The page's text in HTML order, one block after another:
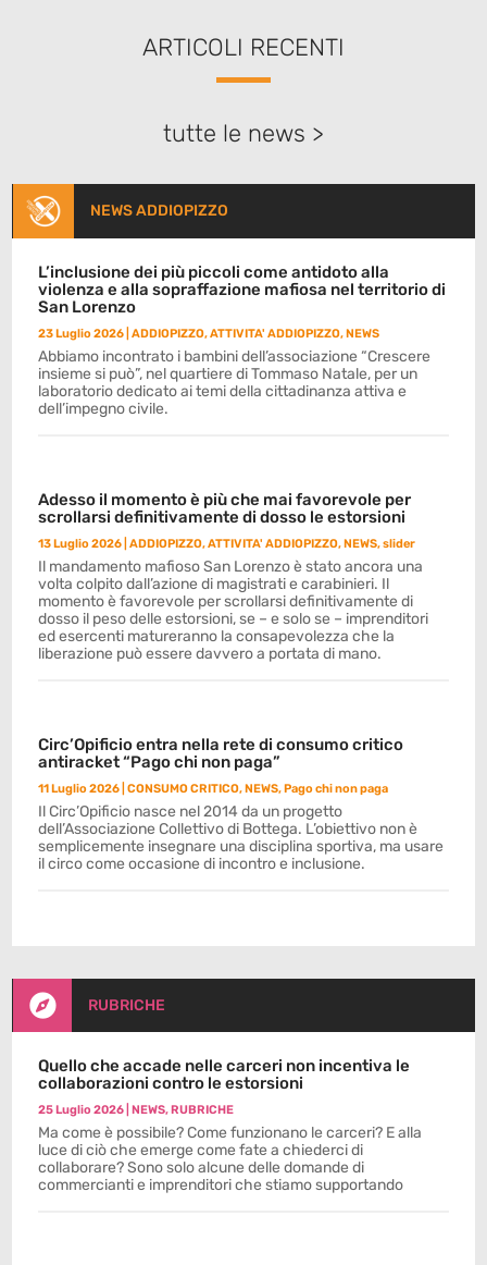
ARTICOLI RECENTI
tutte le news >
NEWS ADDIOPIZZO
L’inclusione dei più piccoli come antidoto alla
violenza e alla sopraffazione mafiosa nel territorio di
San Lorenzo
23 Luglio 2026 |ADDIOPIZZO,ATTIVITA' ADDIOPIZZO,NEWS
Abbiamo incontrato i bambini dell’associazione “Crescere
insieme si può”, nel quartiere di Tommaso Natale, per un
laboratorio dedicato ai temi della cittadinanza attiva e
dell’impegno civile.
Adesso il momento è più che mai favorevole per
scrollarsi definitivamente di dosso le estorsioni
13 Luglio 2026 |ADDIOPIZZO,ATTIVITA' ADDIOPIZZO,NEWS,slider
Il mandamento mafioso San Lorenzo è stato ancora una
volta colpito dall’azione di magistrati e carabinieri. Il
momento è favorevole per scrollarsi definitivamente di
dosso il peso delle estorsioni, se – e solo se – imprenditori
ed esercenti matureranno la consapevolezza che la
liberazione può essere davvero a portata di mano.
Circ’Opificio entra nella rete di consumo critico
antiracket “Pago chi non paga”
11 Luglio 2026 |CONSUMO CRITICO,NEWS,Pago chi non paga
Il Circ’Opificio nasce nel 2014 da un progetto
dell’Associazione Collettivo di Bottega. L’obiettivo non è
semplicemente insegnare una disciplina sportiva, ma usare
il circo come occasione di incontro e inclusione.
 RUBRICHE
Quello che accade nelle carceri non incentiva le
collaborazioni contro le estorsioni
25 Luglio 2026 |NEWS,RUBRICHE
Ma come è possibile? Come funzionano le carceri? E alla
luce di ciò che emerge come fate a chiederci di
collaborare? Sono solo alcune delle domande di
commercianti e imprenditori che stiamo supportando